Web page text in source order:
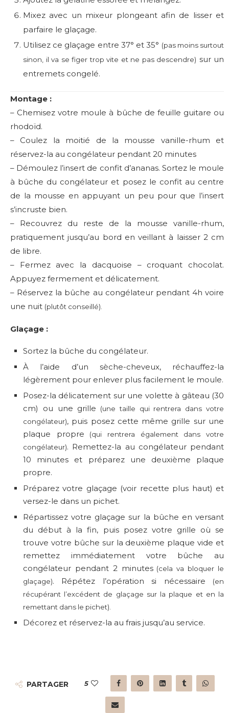
Mixez avec un mixeur plongeant afin de lisser et
parfaire le glaçage.
Utilisez ce glaçage entre 37° et 35° (pas moins surtout
sinon, il va se figer trop vite et ne pas descendre) sur un
entremets congelé.
Montage :
– Chemisez votre moule à bûche de feuille guitare ou
rhodoïd.
– Coulez la moitié de la mousse vanille-rhum et
réservez-la au congélateur pendant 20 minutes
– Démoulez l’insert de confit d’ananas. Sortez le moule
à bûche du congélateur et posez le confit au centre
de la mousse en appuyant un peu pour que l’insert
s’incruste bien.
– Recouvrez du reste de la mousse vanille-rhum,
pratiquement jusqu’au bord en veillant à laisser 2 cm
de libre.
– Fermez avec la dacquoise – croquant chocolat.
Appuyez fermement et délicatement.
– Réservez la bûche au congélateur pendant 4h voire
une nuit (plutôt conseillé).
Glaçage :
Sortez la bûche du congélateur.
À l’aide d’un sèche-cheveux, réchauffez-la
légèrement pour enlever plus facilement le moule.
Posez-la délicatement sur une volette à gâteau (30
cm) ou une grille (une taille qui rentrera dans votre
congélateur), puis posez cette même grille sur une
plaque propre (qui rentrera également dans votre
congélateur). Remettez-la au congélateur pendant
10 minutes et préparez une deuxième plaque
propre.
Préparez votre glaçage (voir recette plus haut) et
versez-le dans un pichet.
Répartissez votre glaçage sur la bûche en versant
du début à la fin, puis posez votre grille où se
trouve votre bûche sur la deuxième plaque vide et
remettez immédiatement votre bûche au
congélateur pendant 2 minutes(cela va bloquer le
glaçage). Répétez l’opération si nécessaire
(en
récupérant l’excédent de glaçage sur la plaque et en la
remettant dans le pichet).
Décorez et réservez-la au frais jusqu’au service.
PARTAGER 5